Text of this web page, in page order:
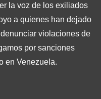
la voz de los exiliados
a quienes han dejado
violaciones de
por sanciones
en Venezuela.